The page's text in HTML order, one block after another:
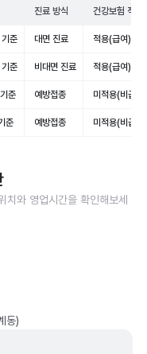
진료 방식 건강보험 적용
준 대면 진료 적용(급여)
준 비대면 진료 적용(급여)
준 예방접종 미적용(비급여)
준 예방접종 미적용(비급여)
치와 영업시간을 확인해보세
동)